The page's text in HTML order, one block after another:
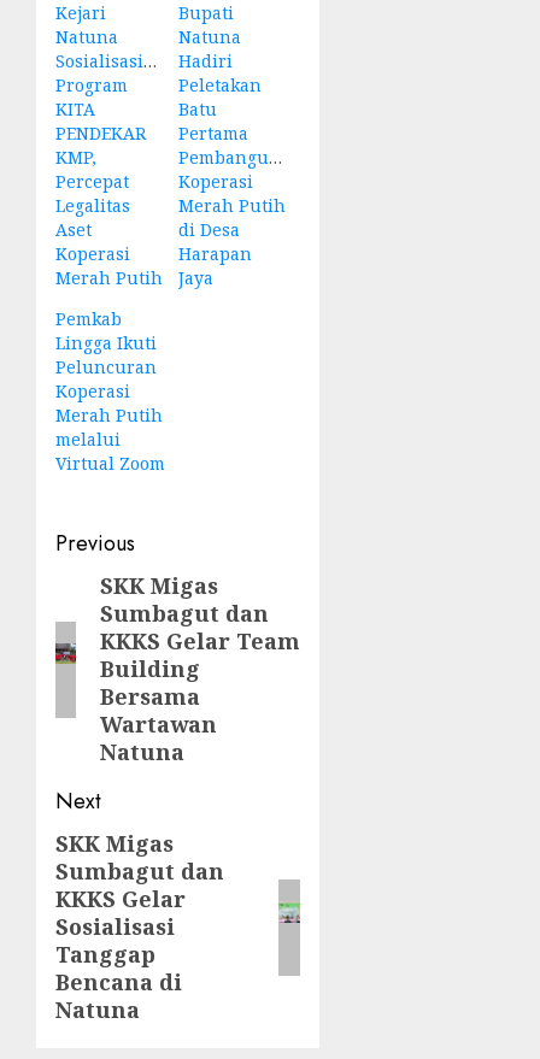
Kejari
Natuna
Sosialisasikan
Program
KITA
PENDEKAR
KMP,
Percepat
Legalitas
Aset
Koperasi
Merah Putih
Bupati
Natuna
Hadiri
Peletakan
Batu
Pertama
Pembangunan
Koperasi
Merah Putih
di Desa
Harapan
Jaya
Pemkab
Lingga Ikuti
Peluncuran
Koperasi
Merah Putih
melalui
Virtual Zoom
Post
navigation
Previous
Previous
post:
SKK Migas
Sumbagut dan
KKKS Gelar Team
Building
Bersama
Wartawan
Natuna
Next
Next
post:
SKK Migas
Sumbagut dan
KKKS Gelar
Sosialisasi
Tanggap
Bencana di
Natuna